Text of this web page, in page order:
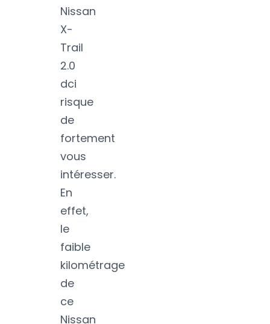
Nissan
X-
Trail
2.0
dci
risque
de
fortement
vous
intéresser.
En
effet,
le
faible
kilométrage
de
ce
Nissan